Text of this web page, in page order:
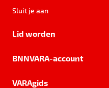
Sluit je aan
Lid worden
BNNVARA-account
VARAgids